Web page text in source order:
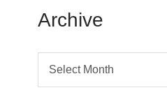
Archive